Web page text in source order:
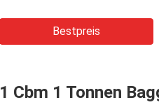
Bestpreis
1 Cbm 1 Tonnen